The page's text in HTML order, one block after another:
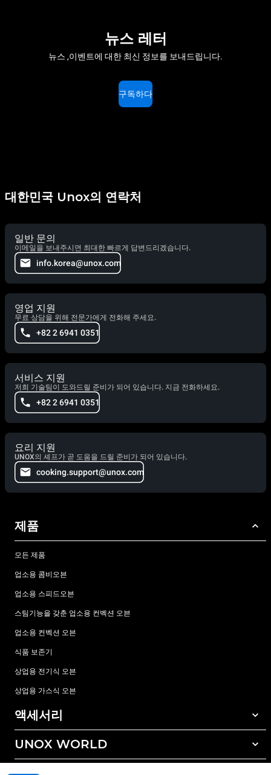
뉴스 레터
뉴스 ,이벤트에 대한 최신 정보를 보내드립니다.
구독하다
대한민국 Unox의 연락처
일반 문의
이메일을 보내주시면 최대한 빠르게 답변드리겠습니다.
info.korea@unox.com
영업 지원
무료 상담을 위해 전문가에게 전화해 주세요.
+82 2 6941 0351
서비스 지원
저희 기술팀이 도와드릴 준비가 되어 있습니다. 지금 전화하세요.
+82 2 6941 0351
요리 지원
UNOX의 셰프가 곧 도움을 드릴 준비가 되어 있습니다.
cooking.support@unox.com
제품
모든 제품
업소용 콤비오븐
업소용 스피드오븐
스팀기능을 갖춘 업소용 컨벡션 오븐
업소용 컨벡션 오븐
식품 보존기
상업용 전기식 오븐
상업용 가스식 오븐
액세서리
모든 액세서리
자동세척 세정제
UNOX WORLD
전세계 지사